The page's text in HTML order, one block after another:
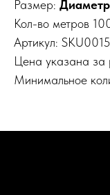
Размер:
Кол-во метров
Артикул:
Цена указана за
Минимальное